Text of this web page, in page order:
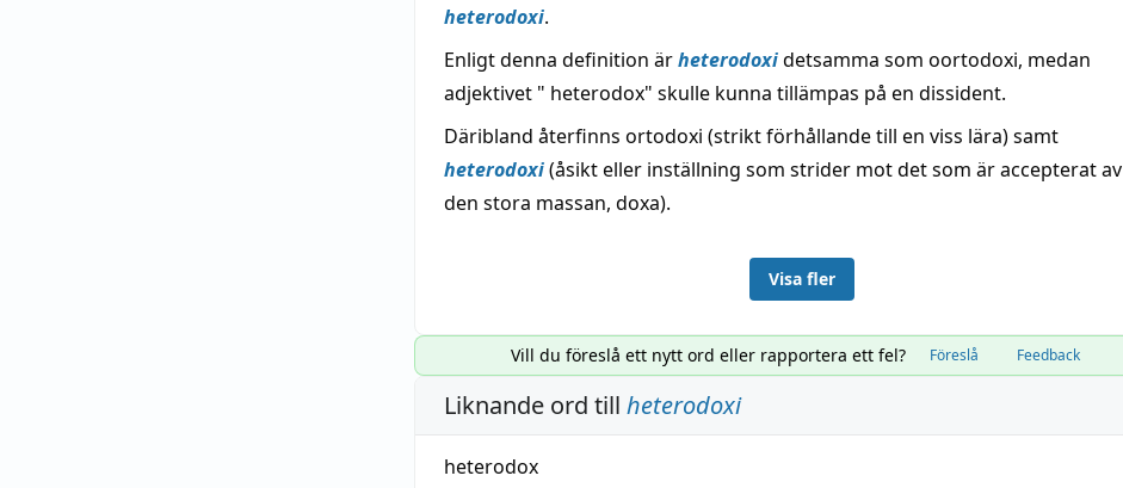
heterodoxi.
Enligt denna definition ärheterodoxidetsamma som oortodoxi, medan
adjektivet " heterodox" skulle kunna tillämpas på en dissident.
Däribland återfinns ortodoxi (strikt förhållande till en viss lära) samt
heterodoxi(åsikt eller inställning som strider mot det som är accepterat av
den stora massan, doxa).
Visa fler
Vill du föreslå ett nytt ord eller rapportera ett fel? Föreslå Feedback
Liknande ord till heterodoxi
heterodox